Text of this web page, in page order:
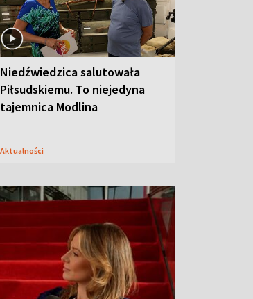
Niedźwiedzica salutowała
Piłsudskiemu. To niejedyna
tajemnica Modlina
Aktualności